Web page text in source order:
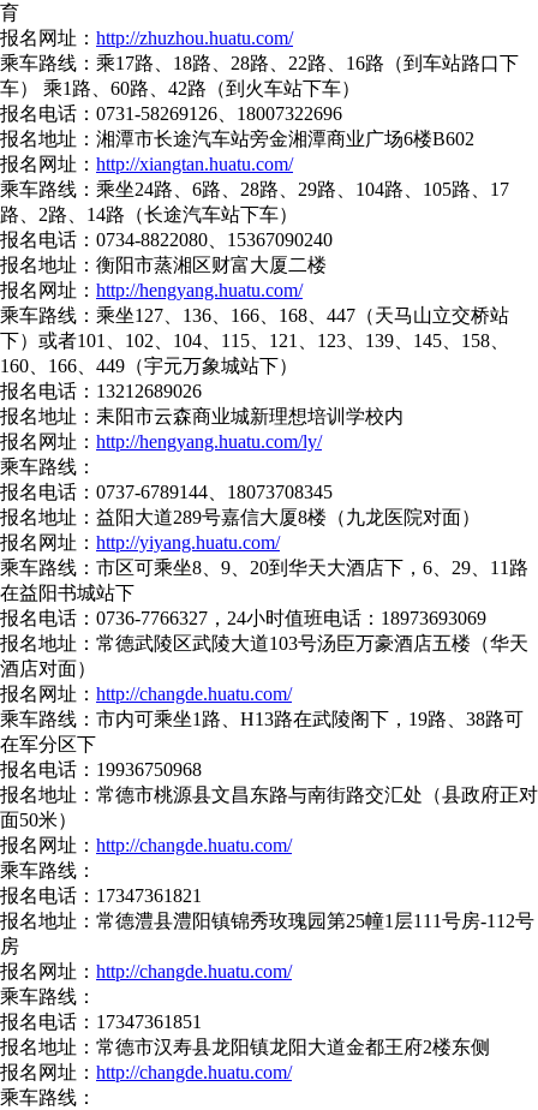
育
报名网址： http://zhuzhou.huatu.com/
乘车路线：乘17路、18路、28路、22路、16路（到车站路口下
车） 乘1路、60路、42路（到火车站下车）
报名电话：0731-58269126、18007322696
报名地址：湘潭市长途汽车站旁金湘潭商业广场6楼B602
报名网址： http://xiangtan.huatu.com/
乘车路线：乘坐24路、6路、28路、29路、104路、105路、17
路、2路、14路（长途汽车站下车）
报名电话：0734-8822080、15367090240
报名地址：衡阳市蒸湘区财富大厦二楼
报名网址： http://hengyang.huatu.com/
乘车路线：乘坐127、136、166、168、447（天马山立交桥站
下）或者101、102、104、115、121、123、139、145、158、
160、166、449（宇元万象城站下）
报名电话：13212689026
报名地址：耒阳市云森商业城新理想培训学校内
报名网址： http://hengyang.huatu.com/ly/
乘车路线：
报名电话：0737-6789144、18073708345
报名地址：益阳大道289号嘉信大厦8楼（九龙医院对面）
报名网址： http://yiyang.huatu.com/
乘车路线：市区可乘坐8、9、20到华天大酒店下，6、29、11路
在益阳书城站下
报名电话：0736-7766327，24小时值班电话：18973693069
报名地址：常德武陵区武陵大道103号汤臣万豪酒店五楼（华天
酒店对面）
报名网址： http://changde.huatu.com/
乘车路线：市内可乘坐1路、H13路在武陵阁下，19路、38路可
在军分区下
报名电话：19936750968
报名地址：常德市桃源县文昌东路与南街路交汇处（县政府正对
面50米）
报名网址： http://changde.huatu.com/
乘车路线：
报名电话：17347361821
报名地址：常德澧县澧阳镇锦秀玫瑰园第25幢1层111号房-112号
房
报名网址： http://changde.huatu.com/
乘车路线：
报名电话：17347361851
报名地址：常德市汉寿县龙阳镇龙阳大道金都王府2楼东侧
报名网址： http://changde.huatu.com/
乘车路线：